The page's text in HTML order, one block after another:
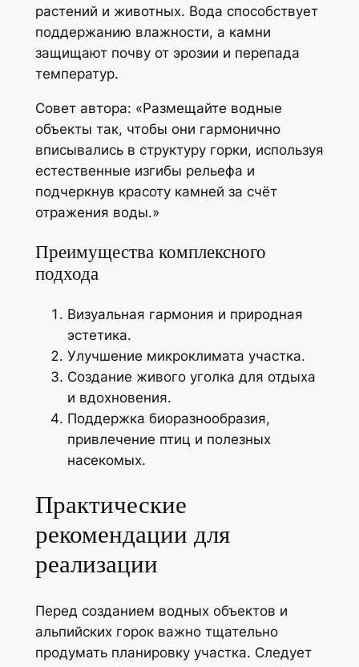
растений и животных. Вода способствует
поддержанию влажности, а камни
защищают почву от эрозии и перепада
температур.
Совет автора: «Размещайте водные
объекты так, чтобы они гармонично
вписывались в структуру горки, используя
естественные изгибы рельефа и
подчеркнув красоту камней за счёт
отражения воды.»
Преимущества комплексного
подхода
Визуальная гармония и природная
эстетика.
Улучшение микроклимата участка.
Создание живого уголка для отдыха
и вдохновения.
Поддержка биоразнообразия,
привлечение птиц и полезных
насекомых.
Практические
рекомендации для
реализации
Перед созданием водных объектов и
альпийских горок важно тщательно
продумать планировку участка. Следует